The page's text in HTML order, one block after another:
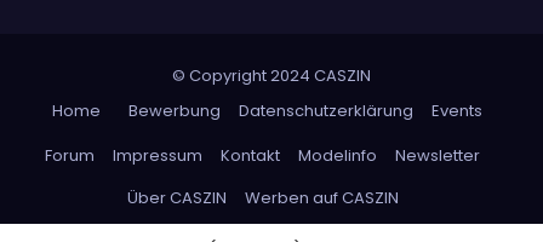
© Copyright 2024 CASZIN
Home
Bewerbung Datenschutzerklärung
Events
Forum
Impressum Kontakt Modelinfo
Newsletter
Über CASZIN
Werben auf CASZIN